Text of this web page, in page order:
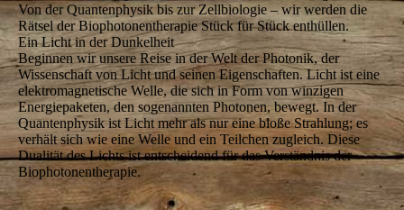
Von der Quantenphysik bis zur Zellbiologie – wir werden die
Rätsel der Biophotonentherapie Stück für Stück enthüllen.
Ein Licht in der Dunkelheit
Beginnen wir unsere Reise in der Welt der Photonik, der
Wissenschaft von Licht und seinen Eigenschaften. Licht ist eine
elektromagnetische Welle, die sich in Form von winzigen
Energiepaketen, den sogenannten Photonen, bewegt. In der
Quantenphysik ist Licht mehr als nur eine bloße Strahlung; es
verhält sich wie eine Welle und ein Teilchen zugleich. Diese
Dualität des Lichts ist entscheidend für das Verständnis der
Biophotonentherapie.